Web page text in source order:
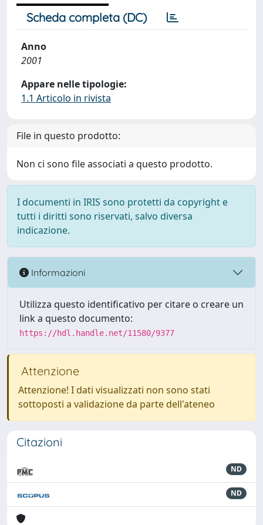
Scheda completa (DC)
Anno
2001
Appare nelle tipologie:
1.1 Articolo in rivista
File in questo prodotto:
Non ci sono file associati a questo prodotto.
I documenti in IRIS sono protetti da copyright e
tutti i diritti sono riservati, salvo diversa
indicazione.
Informazioni
Utilizza questo identificativo per citare o creare un
link a questo documento:
https://hdl.handle.net/11580/9377
Attenzione
Attenzione! I dati visualizzati non sono stati
sottoposti a validazione da parte dell'ateneo
Citazioni
ND
ND